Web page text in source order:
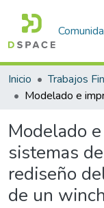
Inicio Trabajos
Modelado
sistemas
rediseño
de un winch